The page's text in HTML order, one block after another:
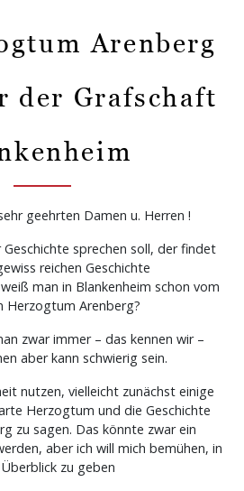
Arenberg
der Grafschaft
geehrten Damen u. Herren !
sprechen soll, der findet
reichen Geschichte
man in Blankenheim schon vom
Herzogtum Arenberg?
zwar immer – das kennen wir –
aber kann schwierig sein.
nutzen, vielleicht zunächst einige
Herzogtum und die Geschichte
zu sagen. Das könnte zwar ein
aber ich will mich bemühen, in
zu geben